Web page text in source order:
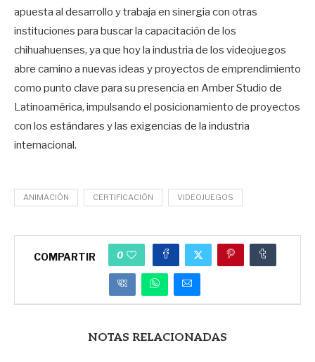
apuesta al desarrollo y trabaja en sinergia con otras
instituciones para buscar la capacitación de los
chihuahuenses, ya que hoy la industria de los videojuegos
abre camino a nuevas ideas y proyectos de emprendimiento
como punto clave para su presencia en Amber Studio de
Latinoamérica, impulsando el posicionamiento de proyectos
con los estándares y las exigencias de la industria
internacional.
ANIMACIÓN CERTIFICACIÓN VIDEOJUEGOS
COMPARTIR 0
NOTAS RELACIONADAS